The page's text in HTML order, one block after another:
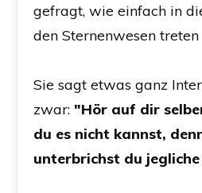
gefragt, wie einfach in
den Sternenwesen treten
Sie sagt etwas ganz
zwar: "Hör auf dir
du es nicht kannst,
unterbrichst du